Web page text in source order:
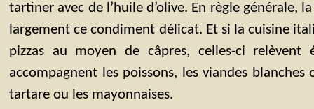
tartiner avec de l’huile d’olive. En règle générale,
largement ce condiment délicat. Et si la cuisine
pizzas au moyen de câpres, celles-ci relèvent
accompagnent les poissons, les viandes blanches
tartare ou les mayonnaises.